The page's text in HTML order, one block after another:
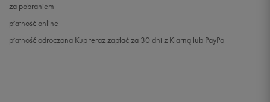
za pobraniem
płatność online
płatność odroczona Kup teraz zapłać za 30 dni z Klarną lub PayPo